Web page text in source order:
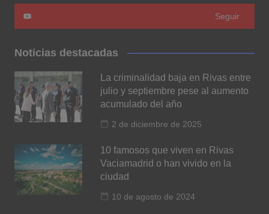
Seguir
Noticias destacadas
La criminalidad baja en Rivas entre
julio y septiembre pese al aumento
acumulado del año
2 de diciembre de 2025
10 famosos que viven en Rivas
Vaciamadrid o han vivido en la
ciudad
10 de agosto de 2024